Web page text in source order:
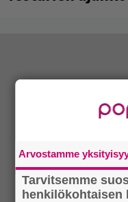
Arvostamme
Tarvitsemme
henkilökohtaisen